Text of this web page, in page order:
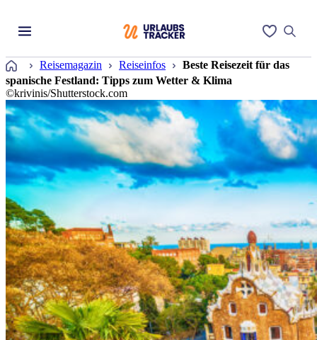
Startseite
Reisemagazin Reiseinfos
Beste Reisezeit für das
spanische Festland: Tipps zum Wetter & Klima
©krivinis/Shutterstock.com